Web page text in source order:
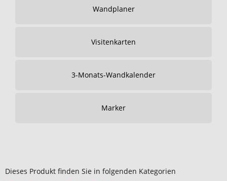
Wandplaner
Visitenkarten
3-Monats-Wandkalender
Marker
Dieses Produkt finden Sie in folgenden Kategorien